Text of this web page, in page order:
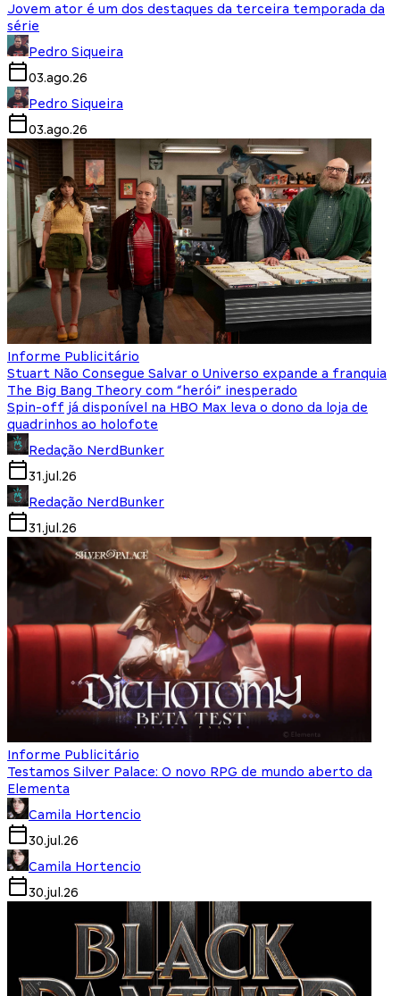
Jovem ator é um dos destaques da terceira temporada da
série
Pedro Siqueira
03.ago.26
Pedro Siqueira
03.ago.26
Informe Publicitário
Stuart Não Consegue Salvar o Universo expande a franquia
The Big Bang Theory com “herói” inesperado
Spin-off já disponível na HBO Max leva o dono da loja de
quadrinhos ao holofote
Redação NerdBunker
31.jul.26
Redação NerdBunker
31.jul.26
Informe Publicitário
Testamos Silver Palace: O novo RPG de mundo aberto da
Elementa
Camila Hortencio
30.jul.26
Camila Hortencio
30.jul.26